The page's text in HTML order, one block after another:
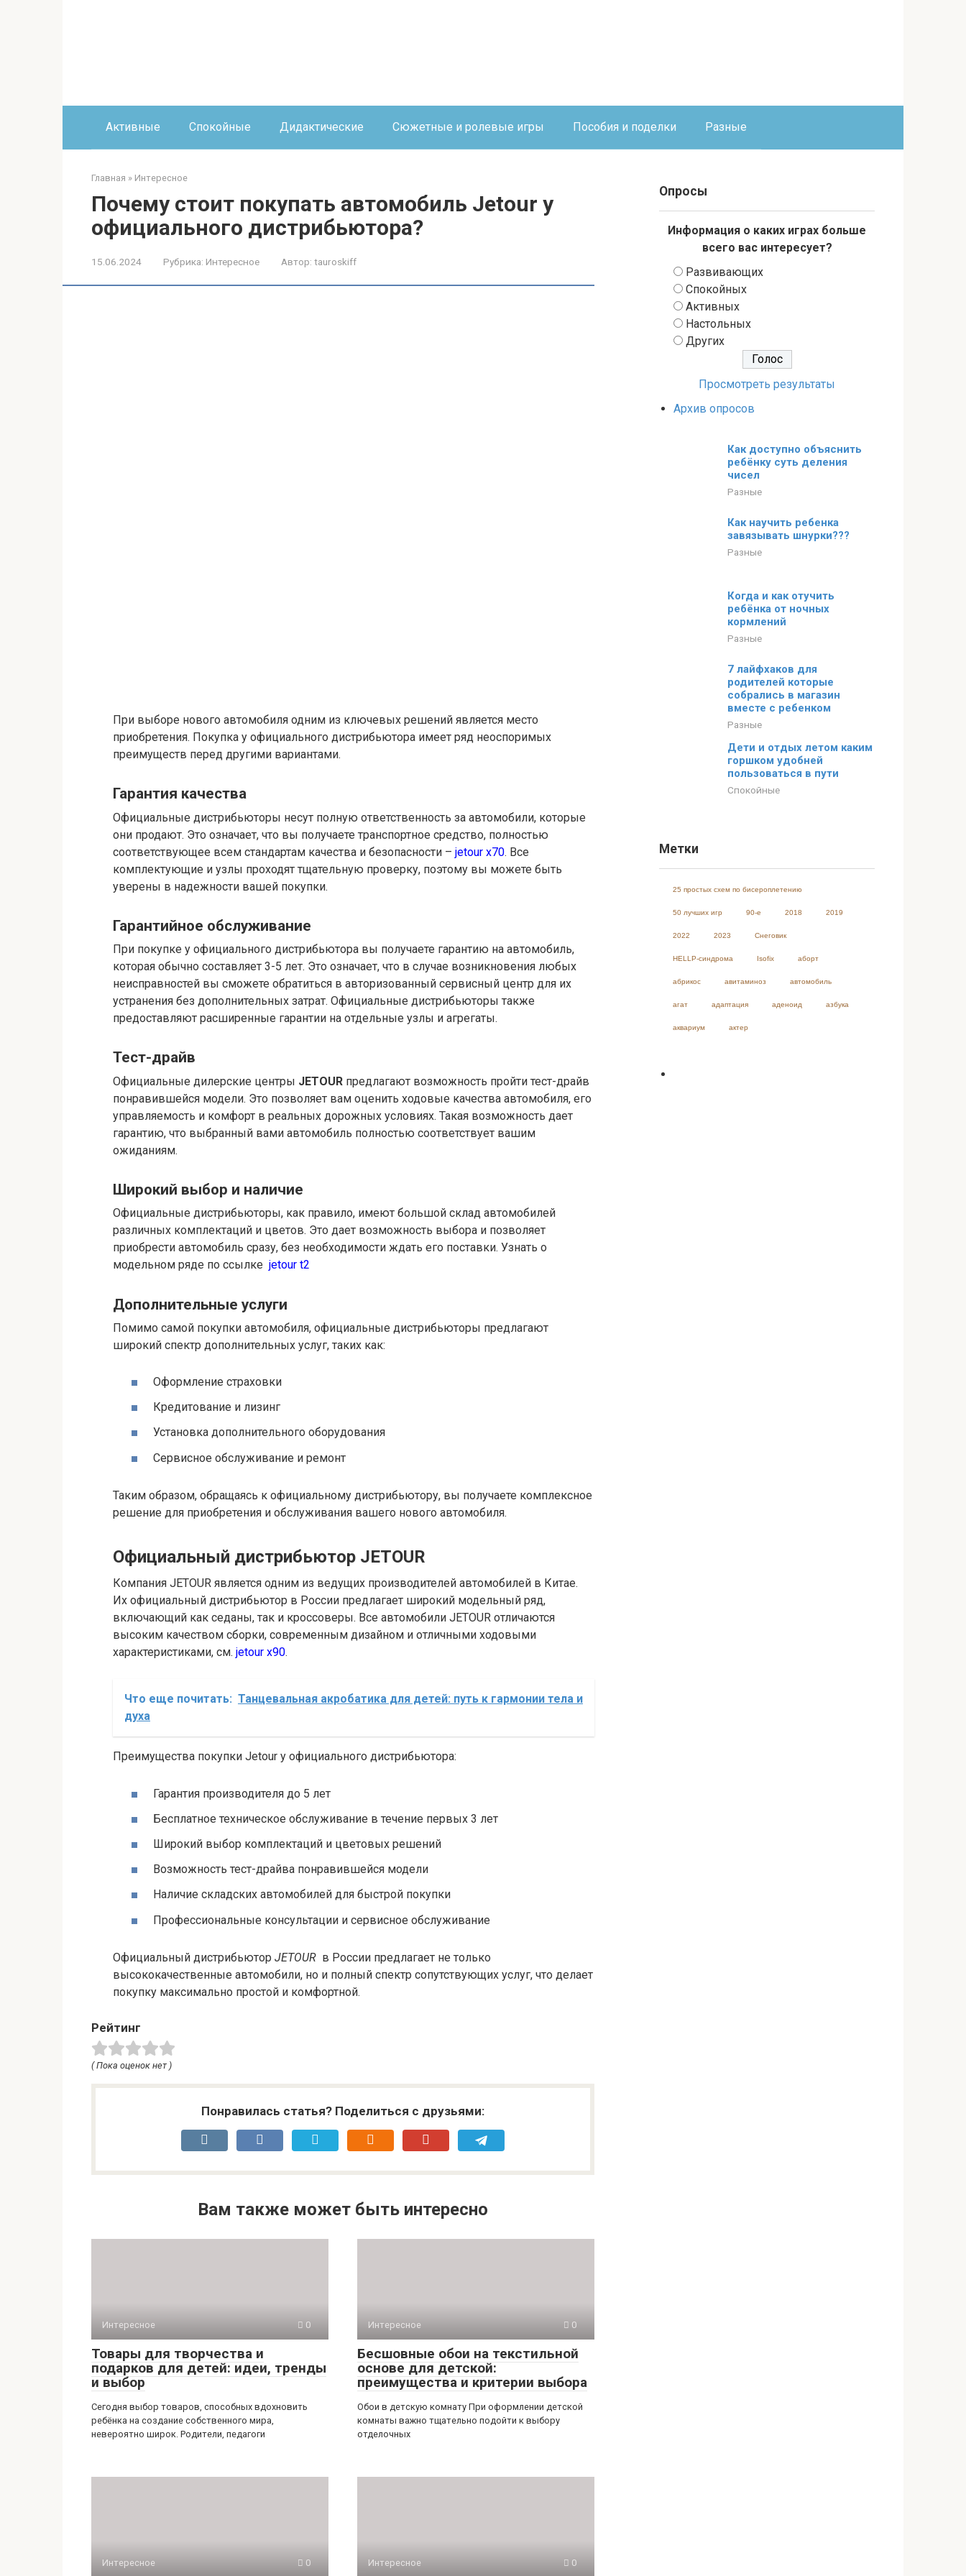
Активные Спокойные Дидактические Сюжетные и ролевые игры Пособия и поделки Разные
Главная » Интересное
Почему стоит покупать автомобиль Jetour у
официального дистрибьютора?
15.06.2024 Рубрика: Интересное Автор: tauroskiff
При выборе нового автомобиля одним из ключевых решений является место
приобретения. Покупка у официального дистрибьютора имеет ряд неоспоримых
преимуществ перед другими вариантами.
Гарантия качества
Официальные дистрибьюторы несут полную ответственность за автомобили, которые
они продают. Это означает, что вы получаете транспортное средство, полностью
соответствующее всем стандартам качества и безопасности – jetour x70. Все
комплектующие и узлы проходят тщательную проверку, поэтому вы можете быть
уверены в надежности вашей покупки.
Гарантийное обслуживание
При покупке у официального дистрибьютора вы получаете гарантию на автомобиль,
которая обычно составляет 3-5 лет. Это означает, что в случае возникновения любых
неисправностей вы сможете обратиться в авторизованный сервисный центр для их
устранения без дополнительных затрат. Официальные дистрибьюторы также
предоставляют расширенные гарантии на отдельные узлы и агрегаты.
Тест-драйв
Официальные дилерские центры JETOUR предлагают возможность пройти тест-драйв
понравившейся модели. Это позволяет вам оценить ходовые качества автомобиля, его
управляемость и комфорт в реальных дорожных условиях. Такая возможность дает
гарантию, что выбранный вами автомобиль полностью соответствует вашим
ожиданиям.
Широкий выбор и наличие
Официальные дистрибьюторы, как правило, имеют большой склад автомобилей
различных комплектаций и цветов. Это дает возможность выбора и позволяет
приобрести автомобиль сразу, без необходимости ждать его поставки. Узнать о
модельном ряде по ссылке jetour t2
Дополнительные услуги
Помимо самой покупки автомобиля, официальные дистрибьюторы предлагают
широкий спектр дополнительных услуг, таких как:
Оформление страховки
Кредитование и лизинг
Установка дополнительного оборудования
Сервисное обслуживание и ремонт
Таким образом, обращаясь к официальному дистрибьютору, вы получаете комплексное
решение для приобретения и обслуживания вашего нового автомобиля.
Официальный дистрибьютор JETOUR
Компания JETOUR является одним из ведущих производителей автомобилей в Китае.
Их официальный дистрибьютор в России предлагает широкий модельный ряд,
включающий как седаны, так и кроссоверы. Все автомобили JETOUR отличаются
высоким качеством сборки, современным дизайном и отличными ходовыми
характеристиками, см. jetour x90.
Что еще почитать: Танцевальная акробатика для детей: путь к гармонии тела и
духа
Преимущества покупки Jetour у официального дистрибьютора:
Гарантия производителя до 5 лет
Бесплатное техническое обслуживание в течение первых 3 лет
Широкий выбор комплектаций и цветовых решений
Возможность тест-драйва понравившейся модели
Наличие складских автомобилей для быстрой покупки
Профессиональные консультации и сервисное обслуживание
Официальный дистрибьютор JETOUR в России предлагает не только
высококачественные автомобили, но и полный спектр сопутствующих услуг, что делает
покупку максимально простой и комфортной.
Рейтинг
( Пока оценок нет )
Понравилась статья? Поделиться с друзьями:
Вам также может быть интересно
Интересное 0
Товары для творчества и
подарков для детей: идеи, тренды
и выбор
Сегодня выбор товаров, способных вдохновить
ребёнка на создание собственного мира,
невероятно широк. Родители, педагоги
Интересное 0
Бесшовные обои на текстильной
основе для детской:
преимущества и критерии выбора
Обои в детскую комнату При оформлении детской
комнаты важно тщательно подойти к выбору
отделочных
Интересное 0 Интересное 0
Опросы
Информация о каких играх больше
всего вас интересует?
Развивающих
Спокойных
Активных
Настольных
Других
Просмотреть результаты
Архив опросов
Как доступно объяснить
ребёнку суть деления
чисел
Разные
Как научить ребенка
завязывать шнурки???
Разные
Когда и как отучить
ребёнка от ночных
кормлений
Разные
7 лайфхаков для
родителей которые
собрались в магазин
вместе с ребенком
Разные
Дети и отдых летом каким
горшком удобней
пользоваться в пути
Спокойные
Метки
25 простых схем по бисероплетению
50 лучших игр 90-е 2018 2019
2022 2023 Cнеговик
HELLP-синдрома Isofix аборт
абрикос авитаминоз автомобиль
агат адаптация аденоид азбука
аквариум актер